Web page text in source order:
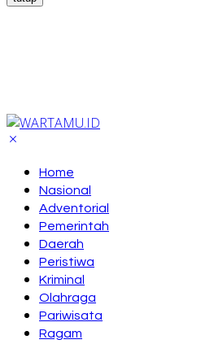
Home
Nasional
Adventorial
Pemerintah
Daerah
Peristiwa
Kriminal
Olahraga
Pariwisata
Ragam